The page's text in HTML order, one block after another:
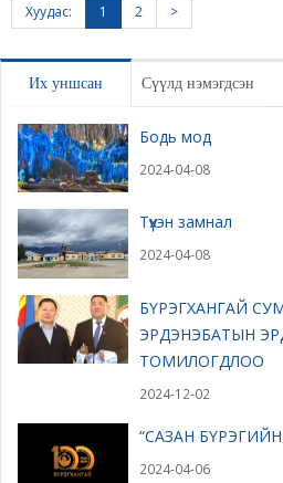
Хуудас: 1 2 >
Их уншсан Сүүлд нэмэгдсэн
Бодь мод
2024-04-08
Түүхэн замнал
2024-04-08
БҮРЭГХАНГАЙ
ЭРДЭНЭБАТЫН
ТОМИЛОГДЛОО
2024-12-02
“САЗАН
2024-04-06